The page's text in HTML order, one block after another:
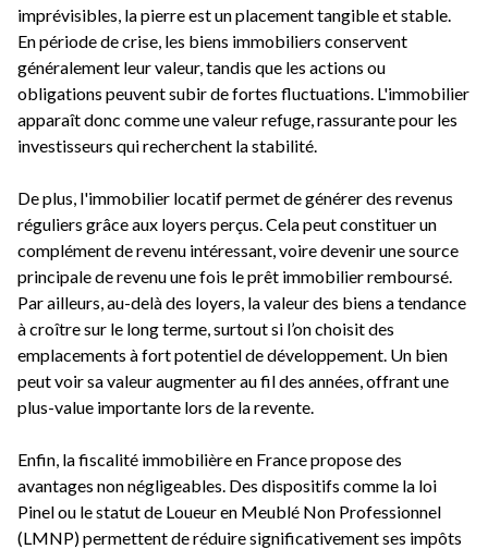
imprévisibles, la pierre est un placement tangible et stable.
En période de crise, les biens immobiliers conservent
généralement leur valeur, tandis que les actions ou
obligations peuvent subir de fortes fluctuations. L'immobilier
apparaît donc comme une valeur refuge, rassurante pour les
investisseurs qui recherchent la stabilité.
De plus, l'immobilier locatif permet de générer des revenus
réguliers grâce aux loyers perçus. Cela peut constituer un
complément de revenu intéressant, voire devenir une source
principale de revenu une fois le prêt immobilier remboursé.
Par ailleurs, au-delà des loyers, la valeur des biens a tendance
à croître sur le long terme, surtout si l’on choisit des
emplacements à fort potentiel de développement. Un bien
peut voir sa valeur augmenter au fil des années, offrant une
plus-value importante lors de la revente.
Enfin, la fiscalité immobilière en France propose des
avantages non négligeables. Des dispositifs comme la loi
Pinel ou le statut de Loueur en Meublé Non Professionnel
(LMNP) permettent de réduire significativement ses impôts